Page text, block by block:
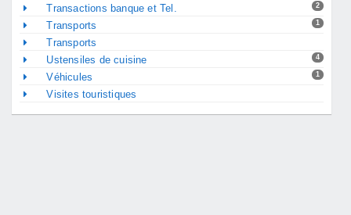
2
Transactions banque et Tel.
1
Transports
Transports
4
Ustensiles de cuisine
1
Véhicules
Visites touristiques